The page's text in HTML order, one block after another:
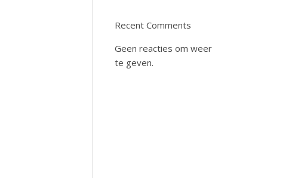
Recent Comments
Geen reacties om weer
te geven.